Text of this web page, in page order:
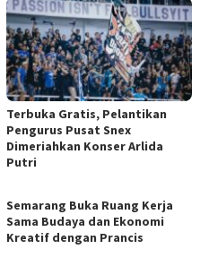
Terbuka Gratis, Pelantikan
Pengurus Pusat Snex
Dimeriahkan Konser Arlida
Putri
Semarang Buka Ruang Kerja
Sama Budaya dan Ekonomi
Kreatif dengan Prancis